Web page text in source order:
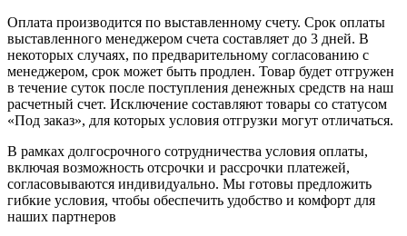
Оплата производится по выставленному счету. Срок оплаты
выставленного менеджером счета составляет до 3 дней. В
некоторых случаях, по предварительному согласованию с
менеджером, срок может быть продлен. Товар будет отгружен
в течение суток после поступления денежных средств на наш
расчетный счет. Исключение составляют товары со статусом
«Под заказ», для которых условия отгрузки могут отличаться.
В рамках долгосрочного сотрудничества условия оплаты,
включая возможность отсрочки и рассрочки платежей,
согласовываются индивидуально. Мы готовы предложить
гибкие условия, чтобы обеспечить удобство и комфорт для
наших партнеров